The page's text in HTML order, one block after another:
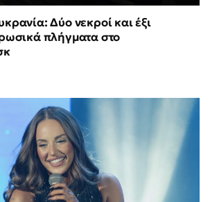
Δύο νεκροί και έξι
πλήγματα στο